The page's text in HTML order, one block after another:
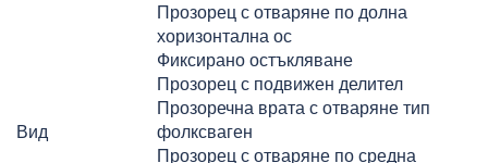
Вид
Прозорец с отваряне по долна
хоризонтална ос
Фиксирано остъкляване
Прозорец с подвижен делител
Прозоречна врата с отваряне тип
фолксваген
Прозорец с отваряне по средна